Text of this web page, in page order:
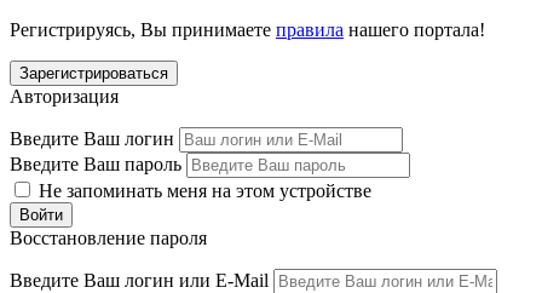
Регистрируясь, Вы принимаете правила нашего портала!
Авторизация
Введите Ваш логин
Введите Ваш пароль
Не запоминать меня на этом устройстве
Восстановление пароля
Введите Ваш логин или E-Mail